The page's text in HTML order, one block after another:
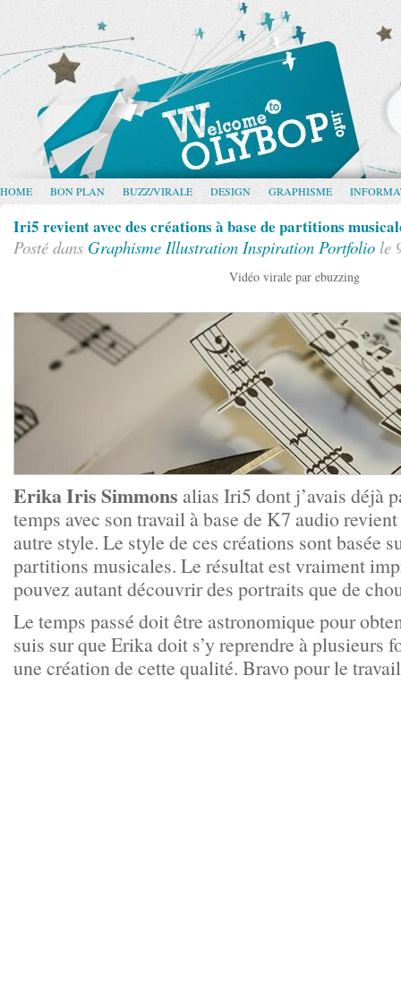
HOME BON PLAN BUZZ/VIRALE DESIGN GRAPHISME
Iri5 revient avec des créations à base de partitions
Posté dans Graphisme Illustration Inspiration Portfolio le
Vidéo virale par ebuzzing
Erika Iris Simmons alias Iri5 dont j’avais déjà
temps avec son travail à base de K7 audio
autre style. Le style de ces créations sont basée
partitions musicales. Le résultat est vraiment
pouvez autant découvrir des portraits que de
Le temps passé doit être astronomique pour
suis sur que Erika doit s’y reprendre à plusieurs
une création de cette qualité. Bravo pour le